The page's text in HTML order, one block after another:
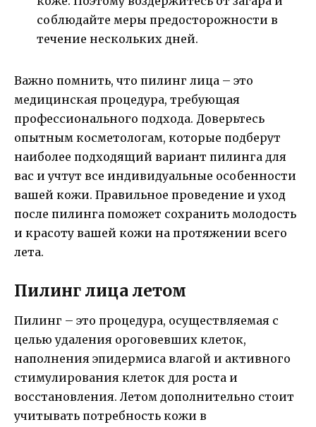
соблюдайте меры предосторожности в
течение нескольких дней.
Важно помнить, что пилинг лица – это
медицинская процедура, требующая
профессионального подхода. Доверьтесь
опытным косметологам, которые подберут
наиболее подходящий вариант пилинга для
вас и учтут все индивидуальные особенности
вашей кожи. Правильное проведение и уход
после пилинга поможет сохранить молодость
и красоту вашей кожи на протяжении всего
лета.
Пилинг лица летом
Пилинг – это процедура, осуществляемая с
целью удаления ороговевших клеток,
наполнения эпидермиса влагой и активного
стимулирования клеток для роста и
восстановления. Летом дополнительно стоит
учитывать потребность кожи в